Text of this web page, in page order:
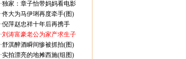
·独家：章子怡带妈妈看电影
·佟大为马伊琍再度牵手(图)
·倪萍赵忠祥十年后再携手
·刘涛富豪老公为家产求生子
·舒淇醉酒瞬间惨被抓拍(图)
·实拍漂亮的地摊西施(组图)